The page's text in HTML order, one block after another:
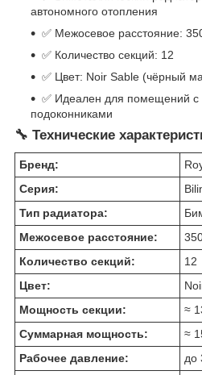
автономного отопления
✅ Межосевое расстояние:
✅ Количество секций: 12
✅ Цвет: Noir Sable (чёрный
✅ Идеален для помещений с
подоконниками
🔧 Технические
Бренд:
Серия:
Тип радиатора:
Межосевое расстояние:
Количество секций:
12
Цвет:
Мощность секции:
≈
Суммарная мощность:
≈
Рабочее давление:
до